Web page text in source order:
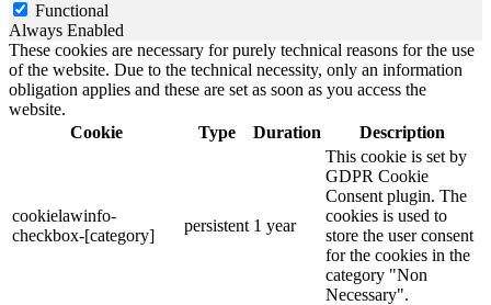
Functional
Always Enabled
These cookies are necessary for purely technical reasons for the use
of the website. Due to the technical necessity, only an information
obligation applies and these are set as soon as you access the
website.
Cookie
Type Duration Description
cookielawinfo-
checkbox-[category]
persistent 1 year
This cookie is set by
GDPR Cookie
Consent plugin. The
cookies is used to
store the user consent
for the cookies in the
category "Non
Necessary".